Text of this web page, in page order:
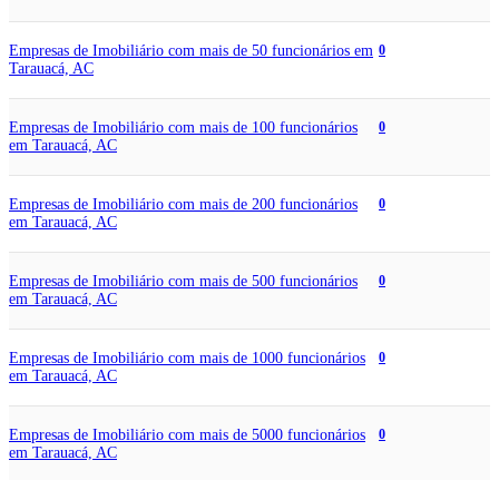
Empresas de Imobiliário com mais de 50 funcionários em
Tarauacá, AC
0
Empresas de Imobiliário com mais de 100 funcionários
em Tarauacá, AC
0
Empresas de Imobiliário com mais de 200 funcionários
em Tarauacá, AC
0
Empresas de Imobiliário com mais de 500 funcionários
em Tarauacá, AC
0
Empresas de Imobiliário com mais de 1000 funcionários
em Tarauacá, AC
0
Empresas de Imobiliário com mais de 5000 funcionários
em Tarauacá, AC
0